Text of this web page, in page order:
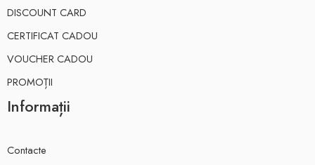
DISCOUNT CARD
CERTIFICAT CADOU
VOUCHER CADOU
PROMOȚII
Informații
Contacte